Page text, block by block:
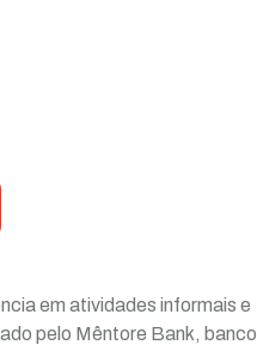
em atividades informais e
pelo Mêntore Bank, banco